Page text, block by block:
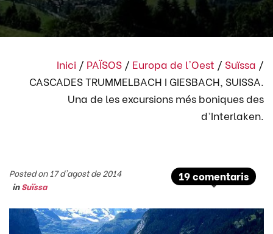
Inici / PAÏSOS / Europa de l'Oest / Suïssa /
CASCADES TRUMMELBACH I GIESBACH, SUISSA.
Una de les excursions més boniques des
d’Interlaken.
19 comentaris
Posted on 17 d'agost de 2014
inSuïssa